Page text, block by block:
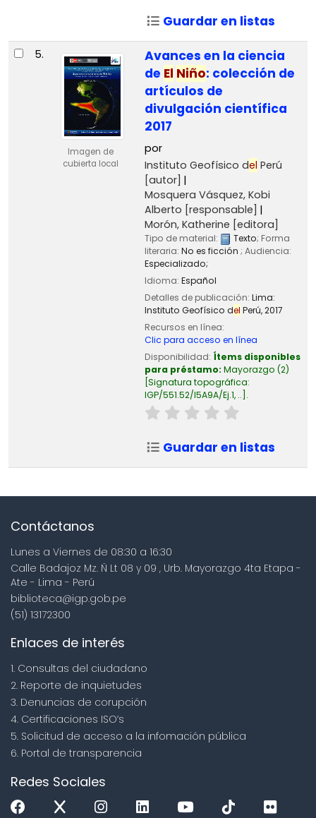
Guardar en listas
5.
Imagen de
cubierta local
Avances en la ciencia
de El Niño: colección de
artículos de
divulgación científica
2017
por
Instituto Geofísico del Perú
[autor]
Mosquera Vásquez, Kobi
Alberto [responsable]
Morón, Katherine [editora]
Tipo de material: Texto; Forma
literaria: No es ficción ; Audiencia:
Especializado;
Idioma: Español
Detalles de publicación: Lima:
Instituto Geofísico del Perú,2017
Recursos en línea:
Clic para acceso en línea
Disponibilidad: Ítems disponibles
para préstamo: Mayorazgo (2)
Signatura topográfica:
IGP/551.52/I5A9A/Ej.1, .. .
Guardar en listas
Contáctanos
Lunes a Viernes de 08:30 a 16:30
Calle Badajoz Mz. Ñ Lt 08 y 09 , Urb. Mayorazgo 4ta Etapa -
Ate - Lima - Perú
biblioteca@igp.gob.pe
(51) 13172300
Enlaces de interés
1. Consultas del ciudadano
2. Reporte de inquietudes
3. Denuncias de corupción
4. Certificaciones ISO’s
5. Solicitud de acceso a la infomación pública
6. Portal de transparencia
Redes Sociales